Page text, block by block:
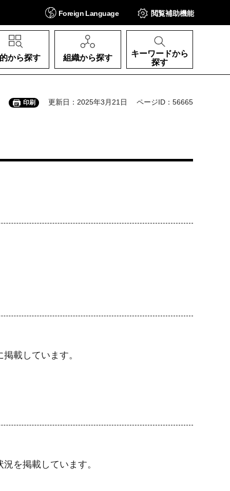
Foreign Language 閲覧補助機能
から探す 組織から探す
キーワードから
探す
印刷 更新日：2025年3月21日 ページID：56665
載しています。
を掲載しています。